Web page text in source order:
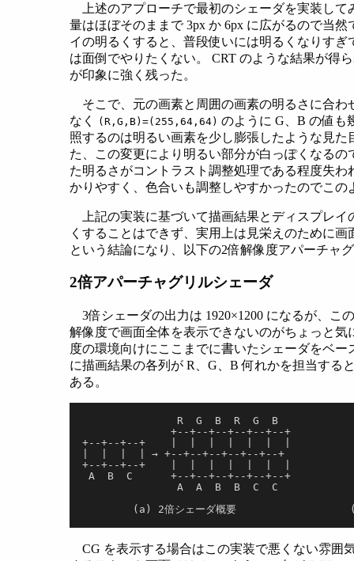
上述のアプローチで最初のシェーダを実装し
量はほぼそのままで 3px か 6px に広がるので当
イの明るくすると、普段使いには明るくなりす
は面倒でやりたくない。 CRT のような結果が得
が印象に強く残った。
そこで、元の画素と周囲の画素の明るさに合
なく
(R,G,B)=(255,64,64) のように G、B の値も
照するのは明るい画素を少し膨張したような見
た、この変更により明るい部分が白っぽくなる
た明るさがコントラスト調整処理である程度失
かりやすく、色合いも調整しやすかったのでこの
上記の実装に基づいて描画結果とディスプレ
くすることはできず、実用上は見栄えのために
という結論になり、以下の2倍解像度アパーチャ
2倍アパーチャグリルシェーダ
3倍シェーダの出力は 1920×1200 になるが、こ
解像度で画面全体を表示できないのがちょっと気
度の環境向けにここまでに書いたシェーダをベ
に描画結果の各列が R、G、B 何れかを担当する
ある。
R  G  B  R  G  B
+--+--+--+--+--+--+
+--+--+--+    |  |  |  |  |  |  |
|  |  |  | → +--+--+--+--+--+--+            |
+--+--+--+    |  |  |  |  |  |  |
A  B  C      +--+--+--+--+--+--+
A  A  B  B  C  C
(a) 2倍シェーダ概要
CG を表示する場合はこの実装で悪くない雰囲